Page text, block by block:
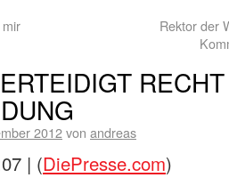
Rektor der
2012von andreas
| (DiePresse.com)